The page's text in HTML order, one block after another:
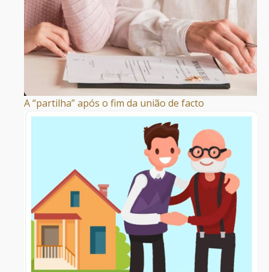
A “partilha” após o fim da união de facto